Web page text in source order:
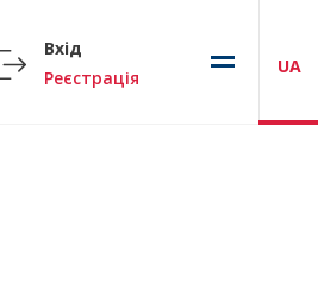
Вхід
Реєстрація
UA